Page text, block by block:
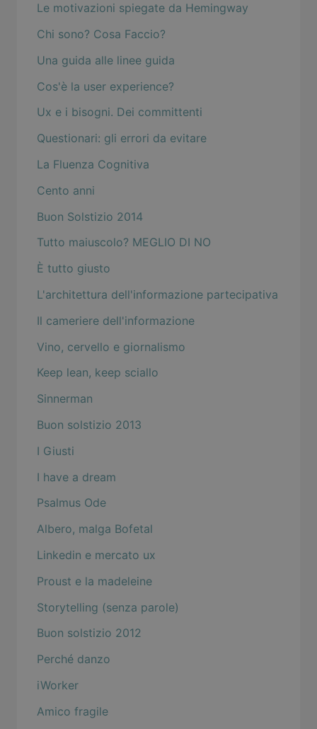
Le motivazioni spiegate da Hemingway
Chi sono? Cosa Faccio?
Una guida alle linee guida
Cos'è la user experience?
Ux e i bisogni. Dei committenti
Questionari: gli errori da evitare
La Fluenza Cognitiva
Cento anni
Buon Solstizio 2014
Tutto maiuscolo? MEGLIO DI NO
È tutto giusto
L'architettura dell'informazione partecipativa
Il cameriere dell'informazione
Vino, cervello e giornalismo
Keep lean, keep sciallo
Sinnerman
Buon solstizio 2013
I Giusti
I have a dream
Psalmus Ode
Albero, malga Bofetal
Linkedin e mercato ux
Proust e la madeleine
Storytelling (senza parole)
Buon solstizio 2012
Perché danzo
iWorker
Amico fragile